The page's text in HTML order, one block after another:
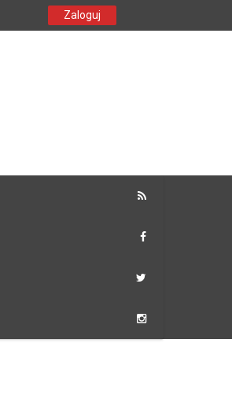
Zaloguj